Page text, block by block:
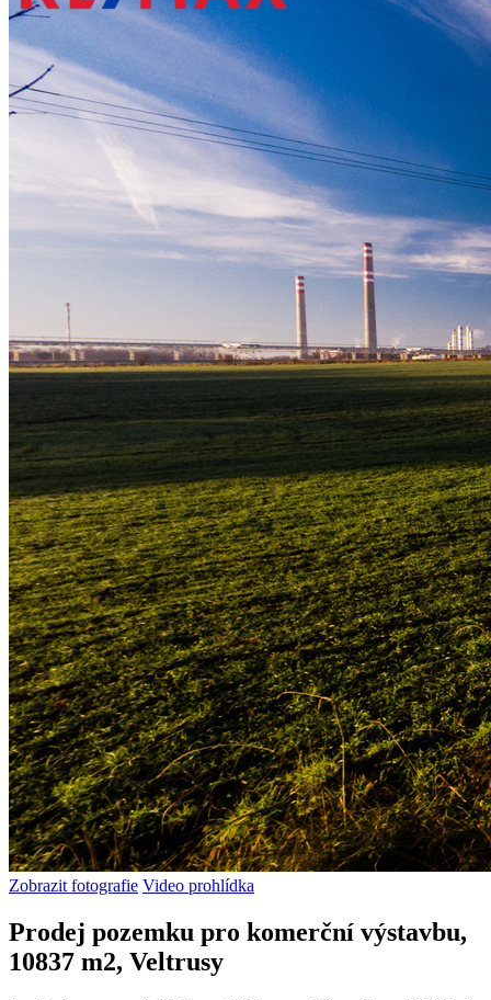
Zobrazit fotografie Video prohlídka
Prodej pozemku pro komerční výstavbu,
10837 m2, Veltrusy